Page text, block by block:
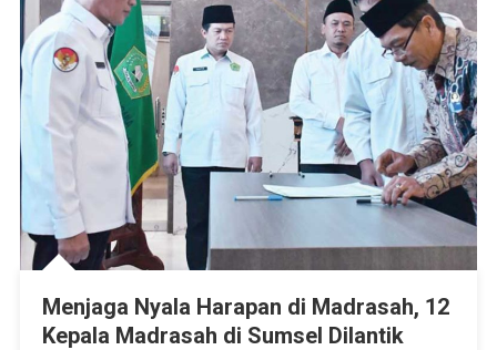
Menjaga Nyala Harapan di Madrasah, 12
Kepala Madrasah di Sumsel Dilantik